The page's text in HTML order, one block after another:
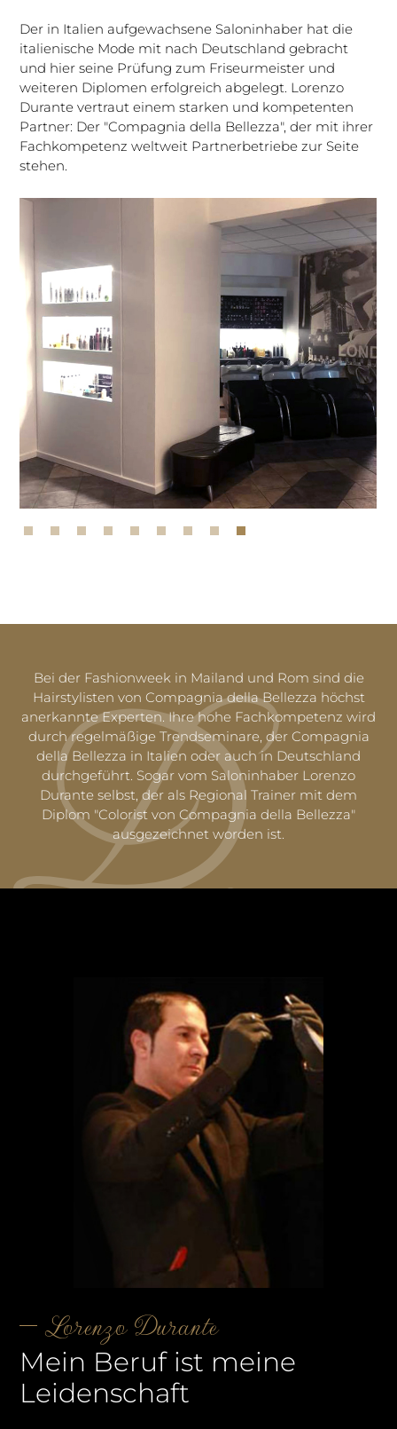
Der in Italien aufgewachsene Saloninhaber hat die
italienische Mode mit nach Deutschland gebracht
und hier seine Prüfung zum Friseurmeister und
weiteren Diplomen erfolgreich abgelegt. Lorenzo
Durante vertraut einem starken und kompetenten
Partner: Der "Compagnia della Bellezza", der mit ihrer
Fachkompetenz weltweit Partnerbetriebe zur Seite
stehen.
Bei der Fashionweek in Mailand und Rom sind die
Hairstylisten von Compagnia della Bellezza höchst
anerkannte Experten. Ihre hohe Fachkompetenz wird
durch regelmäßige Trendseminare, der Compagnia
della Bellezza in Italien oder auch in Deutschland
durchgeführt. Sogar vom Saloninhaber Lorenzo
Durante selbst, der als Regional Trainer mit dem
Diplom "Colorist von Compagnia della Bellezza"
ausgezeichnet worden ist.
Lorenzo Durante
Mein Beruf ist meine
Leidenschaft